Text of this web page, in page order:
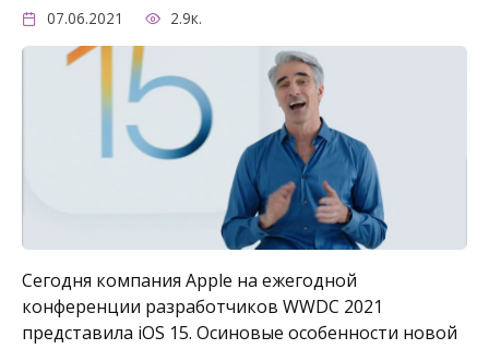
07.06.2021 2.9к.
Сегодня компания Apple на ежегодной
конференции разработчиков WWDC 2021
представила iOS 15. Осиновые особенности новой